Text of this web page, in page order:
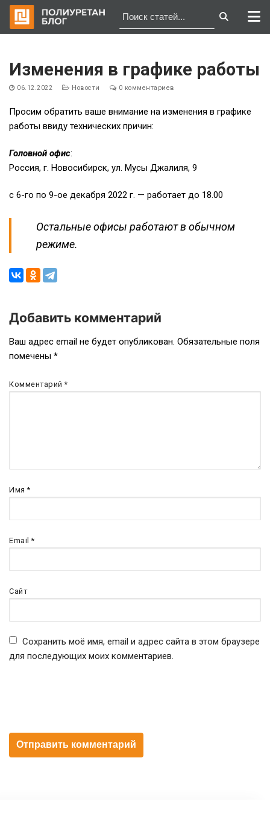
содержимому
Изменения в графике работы
06.12.2022 Новости 0 комментариев
Просим обратить ваше внимание на изменения в графике
работы ввиду технических причин:
Головной офис:
Россия, г. Новосибирск, ул. Мусы Джалиля, 9
с 6-го по 9-ое декабря 2022 г. — работает до 18.00
Остальные офисы работают в обычном
режиме.
Навигация
по
записям
Добавить комментарий
Ваш адрес email не будет опубликован. Обязательные поля
помечены *
Комментарий*
Имя*
Email*
Сайт
Сохранить моё имя, email и адрес сайта в этом браузере
для последующих моих комментариев.